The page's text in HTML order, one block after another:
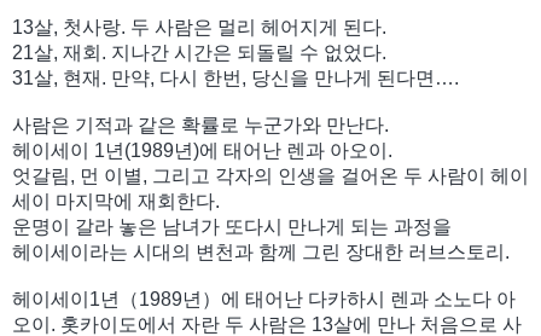
13살, 첫사랑. 두 사람은 멀리 헤어지게 된다.
21살, 재회. 지나간 시간은 되돌릴 수 없었다.
31살, 현재. 만약, 다시 한번, 당신을 만나게 된다면….
사람은 기적과 같은 확률로 누군가와 만난다.
헤이세이 1년(1989년)에 태어난 렌과 아오이.
엇갈림, 먼 이별, 그리고 각자의 인생을 걸어온 두 사람이 헤이
세이 마지막에 재회한다.
운명이 갈라 놓은 남녀가 또다시 만나게 되는 과정을
헤이세이라는 시대의 변천과 함께 그린 장대한 러브스토리.
헤이세이1년（1989년）에 태어난 다카하시 렌과 소노다 아
오이. 홋카이도에서 자란 두 사람은 13살에 만나 처음으로 사